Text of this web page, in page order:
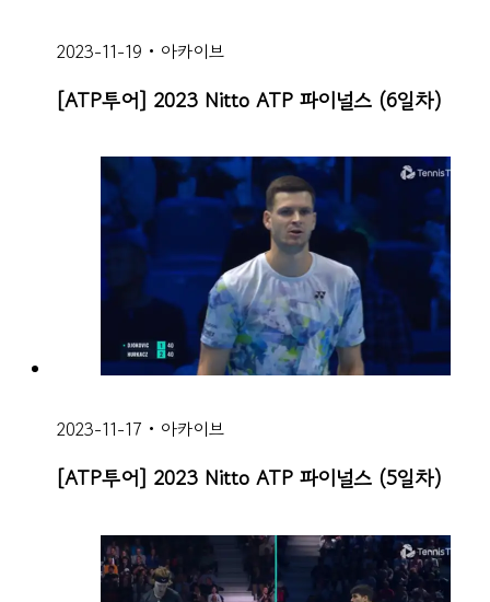
2023-11-19 • 아카이브
[ATP투어] 2023 Nitto ATP 파이널스 (6일차)
2023-11-17 • 아카이브
[ATP투어] 2023 Nitto ATP 파이널스 (5일차)